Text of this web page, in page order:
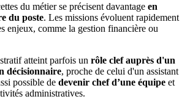
du métier se précisent davantage en
du poste. Les missions évoluent rapidement
enjeux, comme la gestion financière ou
atteint parfois un rôle clef auprès d'un
décisionnaire, proche de celui d'un assistant
possible de devenir chef d’une équipe et
administratives.